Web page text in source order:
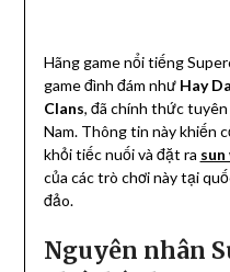
Hãng game nổi tiếng
game đình đám như Hay
Clans, đã chính thức
Nam. Thông tin này khiến
khỏi tiếc nuối và đặt ra sun
của các trò chơi này tại
đảo.
Nguyên nhân